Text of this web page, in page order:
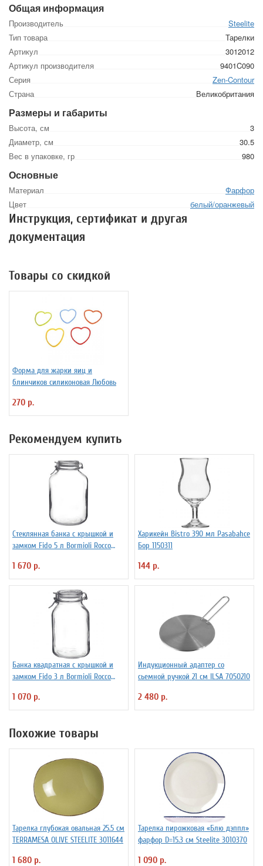
Общая информация
Производитель
Steelite
Тип товара
Тарелки
Артикул
3012012
Артикул производителя
9401C090
Серия
Zen-Contour
Страна
Великобритания
Размеры и габариты
Высота, см
3
Диаметр, см
30.5
Вес в упаковке, гр
980
Основные
Материал
Фарфор
Цвет
белый/оранжевый
Инструкция, сертификат и другая
документация
Товары со скидкой
Форма для жарки яиц и
блинчиков силиконовая Любовь
270 р.
Рекомендуем купить
Стеклянная банка с крышкой и
замком Fido 5 л Bormioli Rocco
1 670 р.
Харикейн Bistro 390 мл Pasabahce
Бор 1150311
144 р.
Банка квадратная с крышкой и
замком Fido 3 л Bormioli Rocco
1 070 р.
Индукционный адаптер со
сьемной ручкой 21 см ILSA 7050210
2 480 р.
Похожие товары
Тарелка глубокая овальная 25.5 см
TERRAMESA OLIVE STEELITE 3011644
1 680 р.
Тарелка пирожковая «Блю дэппл»
фарфор D=15.3 см Steelite 3010370
1 090 р.